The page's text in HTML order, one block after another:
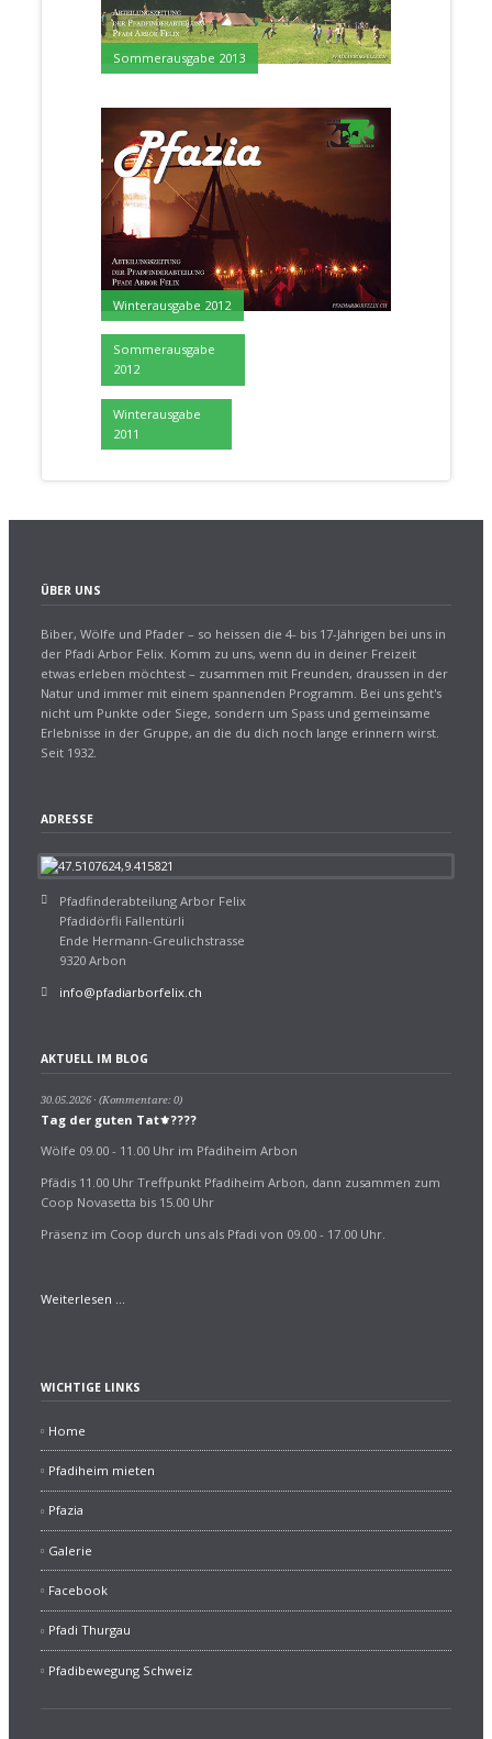
Sommerausgabe 2013
Winterausgabe 2012
Sommerausgabe
2012
Winterausgabe
2011
ÜBER UNS
Biber, Wölfe und Pfader – so heissen die 4- bis 17-Jährigen bei uns in
der Pfadi Arbor Felix. Komm zu uns, wenn du in deiner Freizeit
etwas erleben möchtest – zusammen mit Freunden, draussen in der
Natur und immer mit einem spannenden Programm. Bei uns geht's
nicht um Punkte oder Siege, sondern um Spass und gemeinsame
Erlebnisse in der Gruppe, an die du dich noch lange erinnern wirst.
Seit 1932.
ADRESSE
Pfadfinderabteilung Arbor Felix
Pfadidörfli Fallentürli
Ende Hermann-Greulichstrasse
9320 Arbon
info@pfadiarborfelix.ch
AKTUELL IM BLOG
30.05.2026 (Kommentare: 0)
Tag der guten Tat⚜️????
Wölfe 09.00 - 11.00 Uhr im Pfadiheim Arbon
Pfädis 11.00 Uhr Treffpunkt Pfadiheim Arbon, dann zusammen zum
Coop Novasetta bis 15.00 Uhr
Präsenz im Coop durch uns als Pfadi von 09.00 - 17.00 Uhr.
Weiterlesen …
WICHTIGE LINKS
Home
Pfadiheim mieten
Pfazia
Galerie
Facebook
Pfadi Thurgau
Pfadibewegung Schweiz